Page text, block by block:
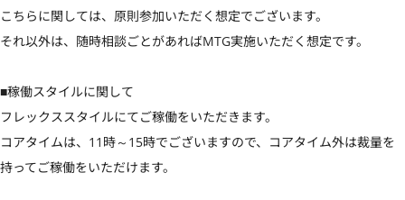
こちらに関しては、原則参加いただく想定でございます。
それ以外は、随時相談ごとがあればMTG実施いただく想定です。
■稼働スタイルに関して
フレックススタイルにてご稼働をいただきます。
コアタイムは、11時～15時でございますので、コアタイム外は裁量を
持ってご稼働をいただけます。